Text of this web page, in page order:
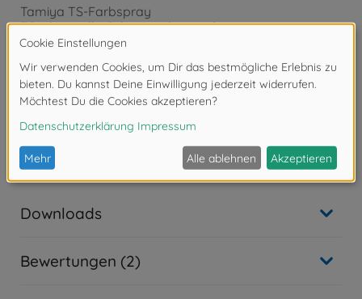
Tamiya TS-Farbspray
TS-40 Metallic Schwarz glänzend
Inhalt: 100 ml
Für ein glänzendes Oberflächenfinish, verwenden Sie
TS-13 Klarlack glänzend (300085013)
Achtung! Nicht für Kinder unter 14 Jahren geeignet.
Downloads
Bewertungen (2)